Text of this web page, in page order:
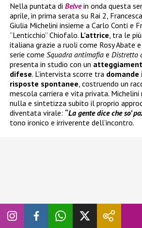
Nella puntata di Belve in onda questa
aprile, in prima serata su Rai 2,
Giulia Michelini insieme a Carlo Conti e
“Lenticchio” Chiofalo. L’attrice , tra le
italiana grazie a ruoli come Rosy Abate
serie come Squadra antimafia e Distretto
presenta in studio con un
difese. L’intervista scorre tra domande
risposte spontanee , costruendo un
mescola carriera e vita privata.
nulla e sintetizza subito il proprio
diventata virale: “La gente dice che so’
tono ironico e irriverente dell’incontro.